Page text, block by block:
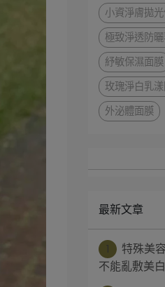
小資淨膚拋
極致淨透防
紓敏保濕面膜
玫瑰淨白乳
外泌體面膜
最新文章
特殊美
不能亂敷美